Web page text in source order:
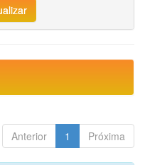
Anterior 1 Próxima